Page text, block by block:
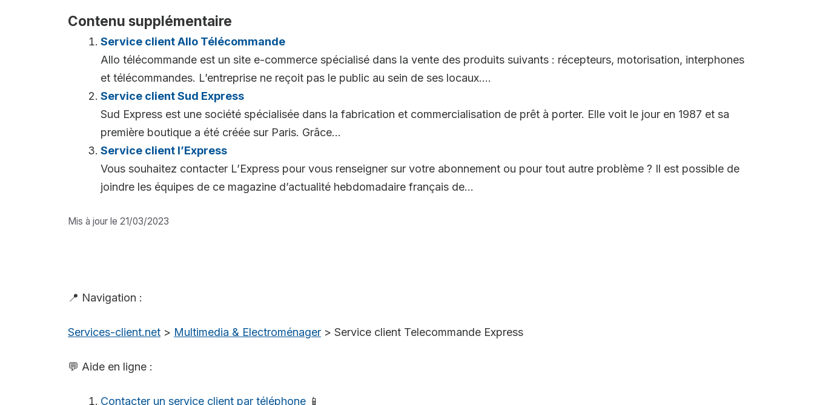
Contenu supplémentaire
Service client Allo Télécommande
Allo télécommande est un site e-commerce spécialisé dans la vente des produits suivants : récepteurs, motorisation, interphones
et télécommandes. L’entreprise ne reçoit pas le public au sein de ses locaux....
Service client Sud Express
Sud Express est une société spécialisée dans la fabrication et commercialisation de prêt à porter. Elle voit le jour en 1987 et sa
première boutique a été créée sur Paris. Grâce...
Service client l’Express
Vous souhaitez contacter L’Express pour vous renseigner sur votre abonnement ou pour tout autre problème ? Il est possible de
joindre les équipes de ce magazine d’actualité hebdomadaire français de...
Mis à jour le 21/03/2023
📍 Navigation :
Services-client.net > Multimedia & Electroménager > Service client Telecommande Express
💬 Aide en ligne :
Contacter un service client par téléphone 📱